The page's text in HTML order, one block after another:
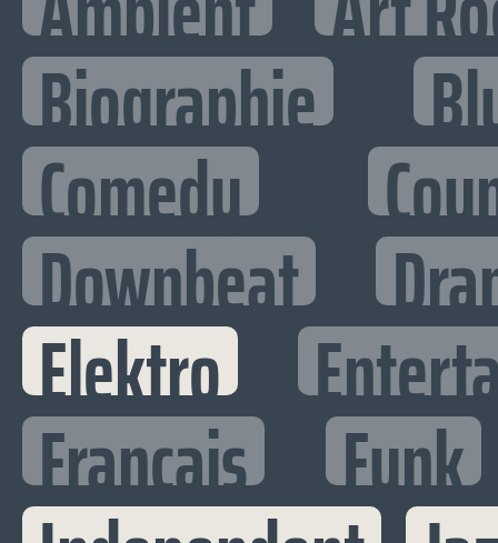
Biographie
Comedy
Downbeat
Elektro
Francais Funk